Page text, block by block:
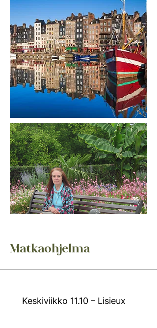
Matkaohjelma
Keskiviikko 11.10 – Lisieux